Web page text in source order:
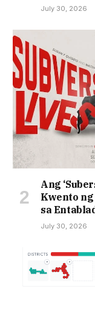
July 30, 2026
Ang
Kwento
sa
July 30, 2026